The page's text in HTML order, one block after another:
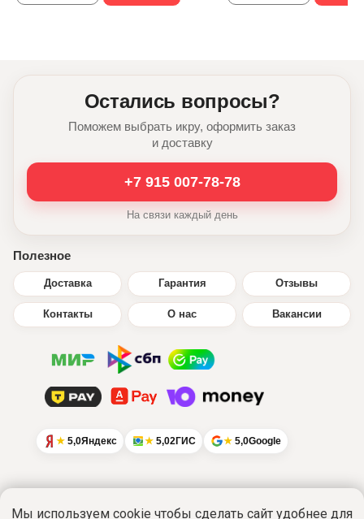
Остались вопросы?
Поможем выбрать икру, оформить заказ
и доставку
+7 915 007-78-78
На связи каждый день
Полезное
Доставка Гарантия Отзывы
Контакты О нас Вакансии
5,0Яндекс 5,02ГИС 5,0Google
Мы используем cookie чтобы сделать сайт удобнее для